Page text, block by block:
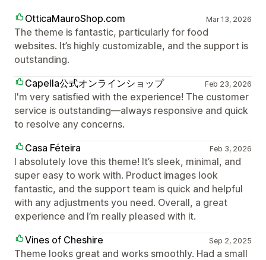
OtticaMauroShop.com Mar 13, 2026
The theme is fantastic, particularly for food
websites. It’s highly customizable, and the support is
outstanding.
Capella公式オンラインショップ
Feb 23, 2026
I'm very satisfied with the experience! The customer
service is outstanding—always responsive and quick
to resolve any concerns.
Casa Féteira
Feb 3, 2026
I absolutely love this theme! It’s sleek, minimal, and
super easy to work with. Product images look
fantastic, and the support team is quick and helpful
with any adjustments you need. Overall, a great
experience and I’m really pleased with it.
Vines of Cheshire
Sep 2, 2025
Theme looks great and works smoothly. Had a small